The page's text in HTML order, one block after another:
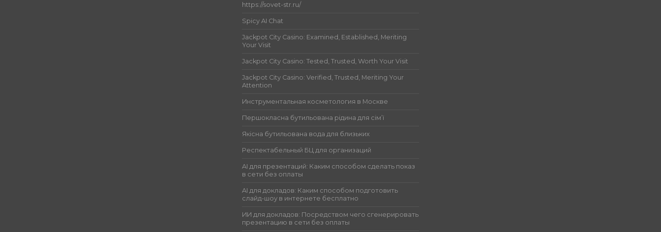
https://sovet-str.ru/
Spicy AI Chat
Jackpot City Casino: Examined, Established, Meriting
Your Visit
Jackpot City Casino: Tested, Trusted, Worth Your Visit
Jackpot City Casino: Verified, Trusted, Meriting Your
Attention
Инструментальная косметология в Москве
Першокласна бутильована рідина для сім’ї
Якісна бутильована вода для близьких
Респектабельный БЦ для организаций
AI для презентаций: Каким способом сделать показ
в сети без оплаты
AI для докладов: Каким способом подготовить
слайд-шоу в интернете бесплатно
ИИ для докладов: Посредством чего сгенерировать
презентацию в сети без оплаты